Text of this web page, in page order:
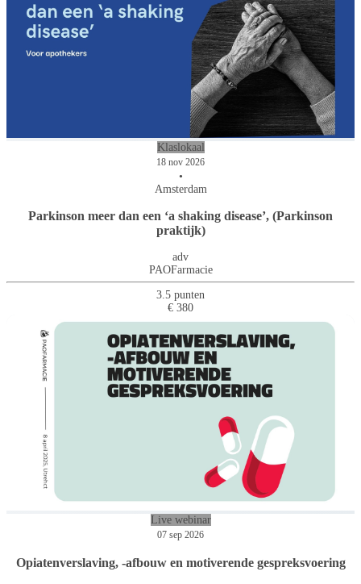
Klaslokaal
18 nov 2026
•
Amsterdam
Parkinson meer dan een ‘a shaking disease’, (Parkinson
praktijk)
adv
PAOFarmacie
3.5 punten
€ 380
Live webinar
07 sep 2026
Opiatenverslaving, -afbouw en motiverende gespreksvoering